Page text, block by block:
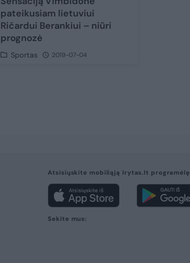
pateikusiam lietuviui
Ričardui Berankiui – niūri
prognozė
Sportas 2019-07-04
Atsisiųskite mobiliąją lrytas.lt programėlę
Sekite mus: